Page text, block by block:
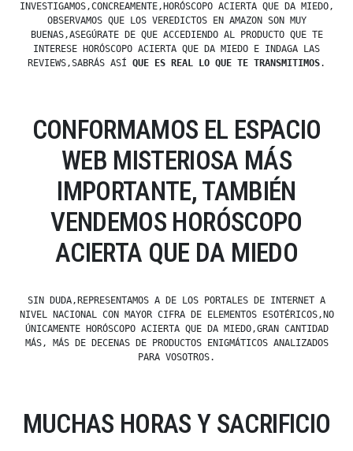
INVESTIGAMOS,CONCREAMENTE,HORÓSCOPO ACIERTA QUE DA MIEDO,
OBSERVAMOS QUE LOS VEREDICTOS EN AMAZON SON MUY
BUENAS,ASEGÚRATE DE QUE ACCEDIENDO AL PRODUCTO QUE TE
INTERESE HORÓSCOPO ACIERTA QUE DA MIEDO E INDAGA LAS
REVIEWS,SABRÁS ASÍ QUE ES REAL LO QUE TE TRANSMITIMOS.
CONFORMAMOS EL ESPACIO
WEB MISTERIOSA MÁS
IMPORTANTE, TAMBIÉN
VENDEMOS HORÓSCOPO
ACIERTA QUE DA MIEDO
SIN DUDA,REPRESENTAMOS A DE LOS PORTALES DE INTERNET A
NIVEL NACIONAL CON MAYOR CIFRA DE ELEMENTOS ESOTÉRICOS,NO
ÚNICAMENTE HORÓSCOPO ACIERTA QUE DA MIEDO,GRAN CANTIDAD
MÁS, MÁS DE DECENAS DE PRODUCTOS ENIGMÁTICOS ANALIZADOS
PARA VOSOTROS.
MUCHAS HORAS Y SACRIFICIO